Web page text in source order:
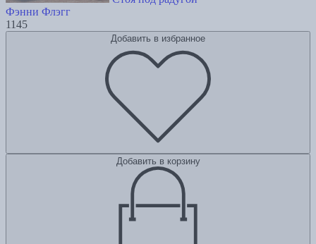
Фэнни Флэгг
1145
Добавить в избранное
Добавить в корзину